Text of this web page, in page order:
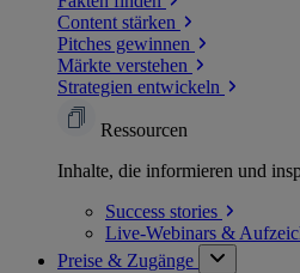
Content stärken
Pitches gewinnen
Märkte verstehen
Strategien entwickeln
Ressourcen
Inhalte, die informieren und
Success stories
Live-Webinars &
Preise & Zugänge